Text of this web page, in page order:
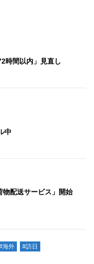
時間以内」見直し
中
配送サービス」開始
海外 #訪日